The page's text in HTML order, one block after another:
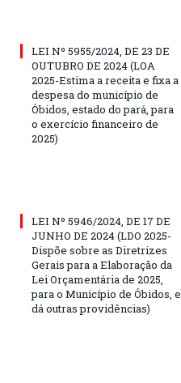
LEI Nº 5955/2024, DE 23 DE
OUTUBRO DE 2024 (LOA
2025-Estima a receita e fixa a
despesa do município de
Óbidos, estado do pará, para
o exercício financeiro de
2025)
LEI Nº 5946/2024, DE 17 DE
JUNHO DE 2024 (LDO 2025-
Dispõe sobre as Diretrizes
Gerais para a Elaboração da
Lei Orçamentária de 2025,
para o Município de Óbidos, e
dá outras providências)